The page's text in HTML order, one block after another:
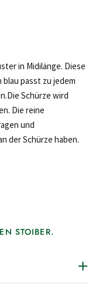
in Midilänge. Diese
passt zu jedem
Schürze wird
Die reine
und
der Schürze haben.
STOIBER.